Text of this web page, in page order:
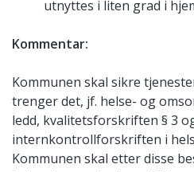
utnyttes i liten grad i
Kommentar:
Kommunen skal sikre
trenger det, jf. helse- og
ledd, kvalitetsforskriften § 3
internkontrollforskriften i
Kommunen skal etter disse